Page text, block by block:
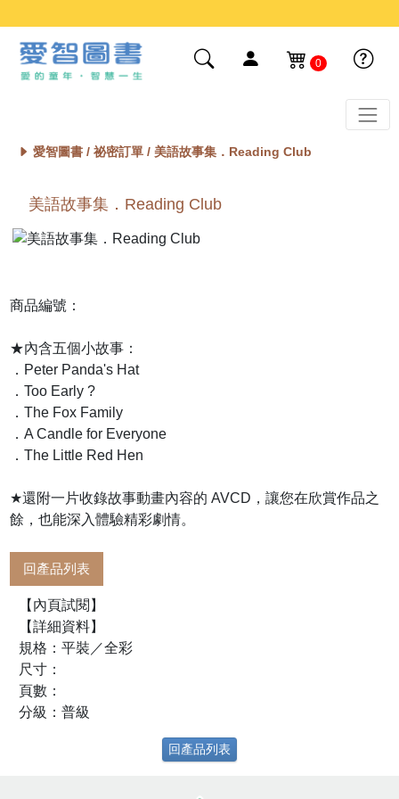
0
愛智圖書 / 祕密訂單/ 美語故事集．Reading Club
美語故事集．Reading Club
商品編號：
★內含五個小故事：
．Peter Panda's Hat
．Too Early ?
．The Fox Family
．A Candle for Everyone
．The Little Red Hen
★還附一片收錄故事動畫內容的 AVCD，讓您在欣賞作品之
餘，也能深入體驗精彩劇情。
回產品列表
【內頁試閱】
【詳細資料】
規格：平裝／全彩
尺寸：
頁數：
分級：普級
回產品列表